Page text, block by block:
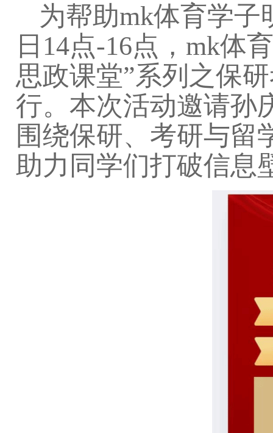
为帮助mk体育学
日14点-16点，mk体
思政课堂”系列之保
行。本次活动邀请孙
围绕保研、考研与留
助力同学们打破信息